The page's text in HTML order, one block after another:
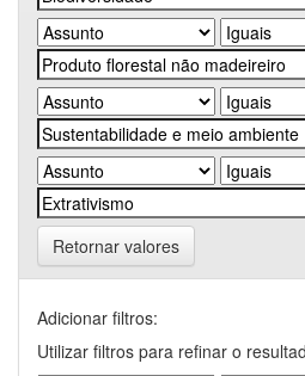
Retornar valores
Adicionar filtros:
Utilizar filtros para refinar o